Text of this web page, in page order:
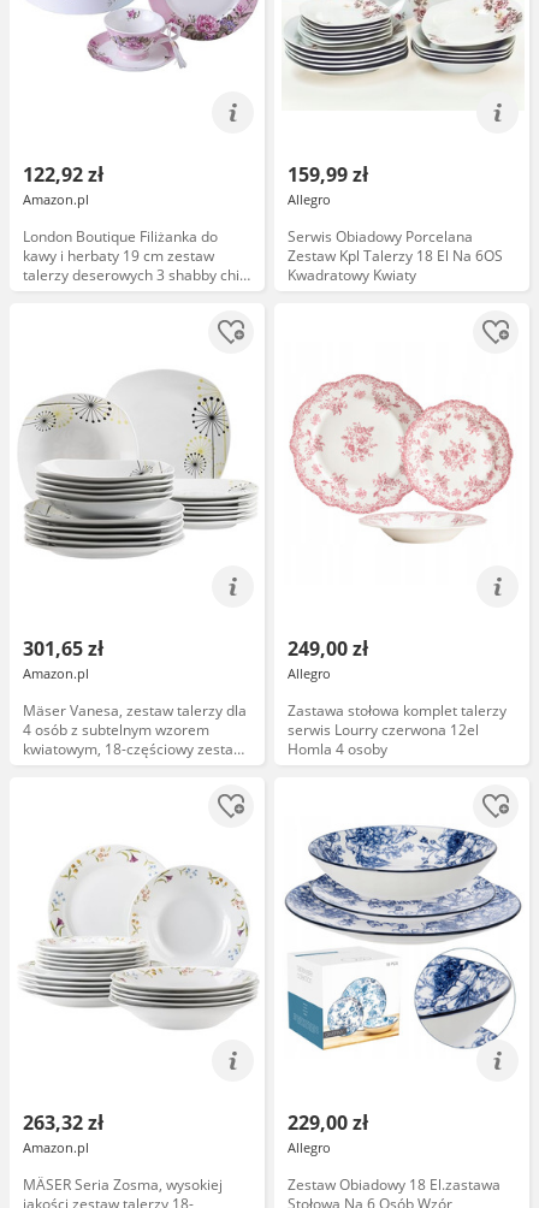
122,92 zł
Amazon.pl
London Boutique Filiżanka do
kawy i herbaty 19 cm zestaw
talerzy deserowych 3 shabby chic
vintage porcelanowy ptak motyl
159,99 zł
Allegro
Serwis Obiadowy Porcelana
Zestaw Kpl Talerzy 18 El Na 6OS
Kwadratowy Kwiaty
301,65 zł
Amazon.pl
Mäser Vanesa, zestaw talerzy dla
4 osób z subtelnym wzorem
kwiatowym, 18-częściowy zestaw
naczyń z płaskimi talerzami,
deserowymi, porcelana, kolor
249,00 zł
Allegro
Zastawa stołowa komplet talerzy
serwis Lourry czerwona 12el
Homla 4 osoby
263,32 zł
Amazon.pl
MÄSER Seria Zosma, wysokiej
jakości zestaw talerzy 18-
229,00 zł
Allegro
Zestaw Obiadowy 18 El.zastawa
Stołowa Na 6 Osób Wzór